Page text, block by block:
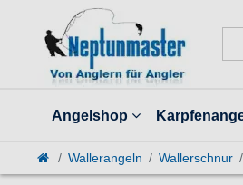
Angelshop
Wallerangeln Wallerschnur